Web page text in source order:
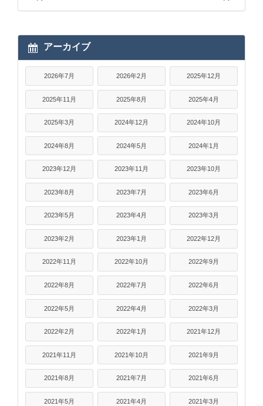
アーカイブ
2026年7月 2026年2月 2025年12月
2025年11月 2025年8月 2025年4月
2025年3月 2024年12月 2024年10月
2024年8月 2024年5月 2024年1月
2023年12月 2023年11月 2023年10月
2023年8月 2023年7月 2023年6月
2023年5月 2023年4月 2023年3月
2023年2月 2023年1月 2022年12月
2022年11月 2022年10月 2022年9月
2022年8月 2022年7月 2022年6月
2022年5月 2022年4月 2022年3月
2022年2月 2022年1月 2021年12月
2021年11月 2021年10月 2021年9月
2021年8月 2021年7月 2021年6月
2021年5月 2021年4月 2021年3月